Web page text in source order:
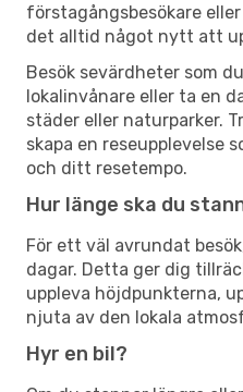
förstagångsbesökare
det alltid något nytt att
Besök sevärdheter som
lokalinvånare eller ta en
städer eller naturparker.
skapa en reseupplevelse
och ditt resetempo.
Hur länge ska du
För ett väl avrundat
dagar. Detta ger dig
uppleva höjdpunkterna,
njuta av den lokala
Hyr en bil?